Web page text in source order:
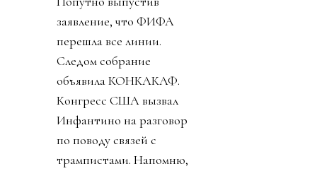
заявление, что ФИФА
перешла все линии.
Следом собрание
объявила КОНКАКАФ.
Конгресс США вызвал
Инфантино на разговор
по поводу связей с
трампистами. Напомню,